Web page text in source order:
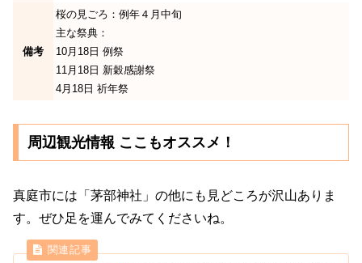
備考
桜の見ごろ：例年４月中旬
主な祭典：
10月18日 例祭
11月18日 新穀感謝祭
4月18日 祈年祭
周辺観光情報 ここもオススメ！
真庭市には「茅部神社」の他にも見どころが沢山ありま
す。ぜひ足を運んでみてくださいね。